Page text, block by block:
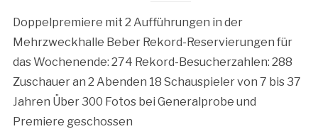
Doppelpremiere mit 2 Aufführungen in der
Mehrzweckhalle Beber Rekord-Reservierungen für
das Wochenende: 274 Rekord-Besucherzahlen: 288
Zuschauer an 2 Abenden 18 Schauspieler von 7 bis 37
Jahren Über 300 Fotos bei Generalprobe und
Premiere geschossen